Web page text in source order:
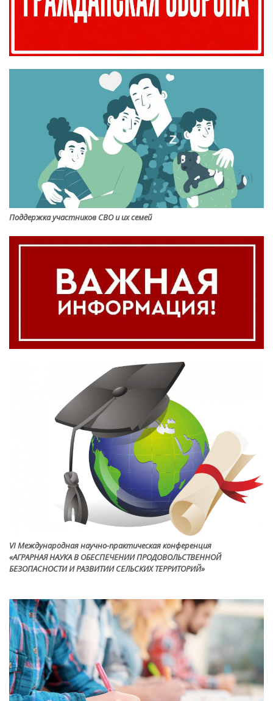
Поддержка участников СВО и их семей
VI Международная научно-практическая конференция
«АГРАРНАЯ НАУКА В ОБЕСПЕЧЕНИИ ПРОДОВОЛЬСТВЕННОЙ
БЕЗОПАСНОСТИ И РАЗВИТИИ СЕЛЬСКИХ ТЕРРИТОРИЙ»